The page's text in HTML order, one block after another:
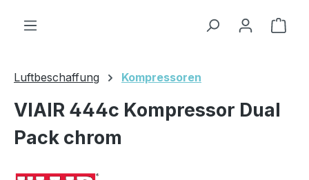
Luftbeschaffung Kompressoren
VIAIR 444c Kompressor Dual
Pack chrom